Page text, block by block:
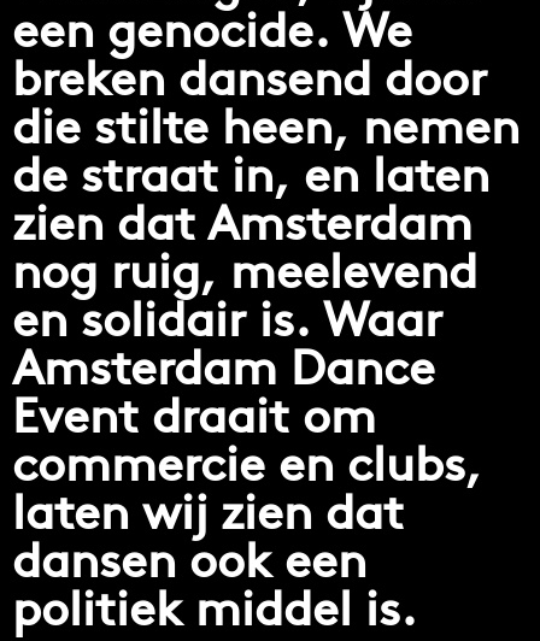
een genocide. We
breken dansend door
die stilte heen, nemen
de straat in, en laten
zien dat Amsterdam
nog ruig, meelevend
en solidair is. Waar
Amsterdam Dance
Event draait om
commercie en clubs,
laten wij zien dat
dansen ook een
politiek middel is.